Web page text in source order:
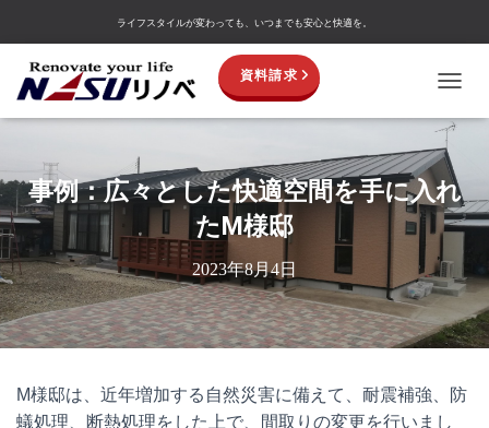
ライフスタイルが変わっても、いつまでも安心と快適を。
資料請求
事例：広々とした快適空間を手に入れ
たM様邸
2023年8月4日
M様邸は、近年増加する自然災害に備えて、耐震補強、防
蟻処理、断熱処理をした上で、間取りの変更を行いまし